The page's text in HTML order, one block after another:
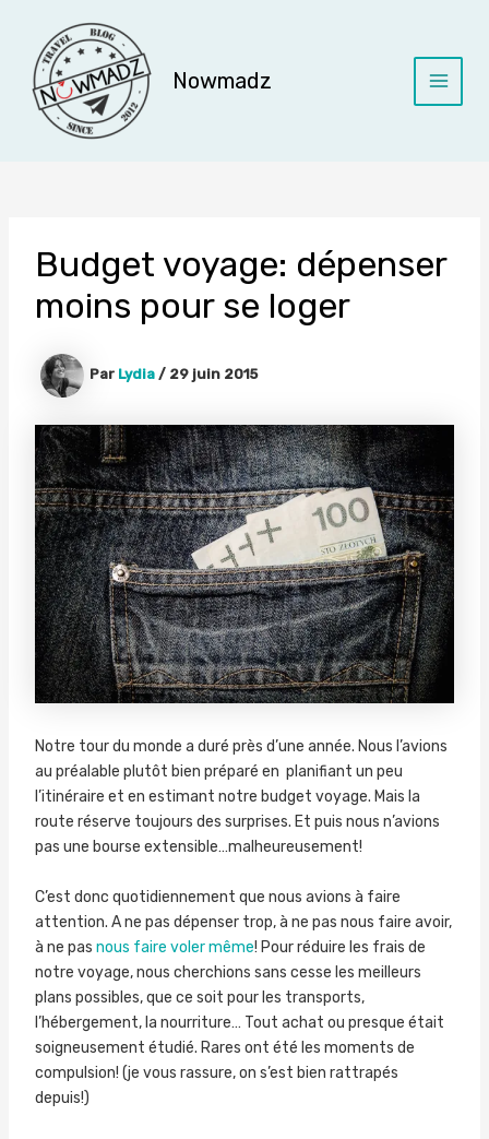
contenu
Nowmadz
Main
Budget voyage: dépenser
moins pour se loger
Par Lydia / 29 juin 2015
Notre tour du monde a duré près d’une année. Nous l’avions
au préalable plutôt bien préparé en planifiant un peu
l’itinéraire et en estimant notre budget voyage. Mais la
route réserve toujours des surprises. Et puis nous n’avions
pas une bourse extensible…malheureusement!
C’est donc quotidiennement que nous avions à faire
attention. A ne pas dépenser trop, à ne pas nous faire avoir,
à ne pas nous faire voler même! Pour réduire les frais de
notre voyage, nous cherchions sans cesse les meilleurs
plans possibles, que ce soit pour les transports,
l’hébergement, la nourriture… Tout achat ou presque était
soigneusement étudié. Rares ont été les moments de
compulsion! (je vous rassure, on s’est bien rattrapés
depuis!)